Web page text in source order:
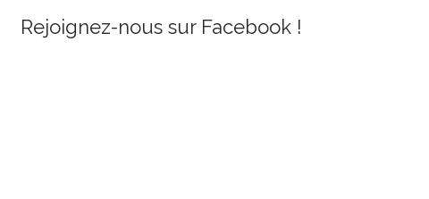
Rejoignez-nous sur Facebook !